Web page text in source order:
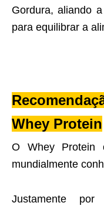
Gordura, aliando
para equilibrar a
Whey Protein
O Whey Protein
mundialmente
Justamente